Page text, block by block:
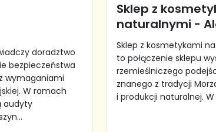
doradztwo
bezpieczeństwa
wymaganiami
W ramach
audyty
Sklep z
naturalnymi -
Sklep z kosmetykami
to połączenie sklepu
rzemieślniczego
znanego z tradycji
i produkcji naturalnej.